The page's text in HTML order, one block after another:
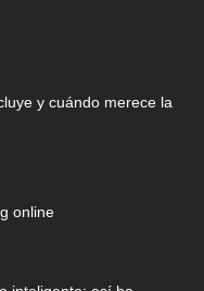
y cuándo merece la
online